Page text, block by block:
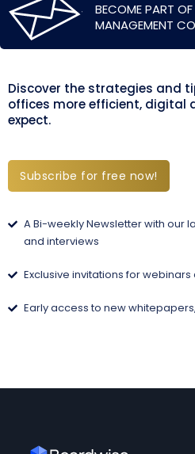
BECOME PART
MANAGEMENT
Discover the strategies and
offices more efficient, digital
expect.
Subscribe for free now!
A Bi-weekly Newsletter with our
and interviews
Exclusive invitations for
Early access to new